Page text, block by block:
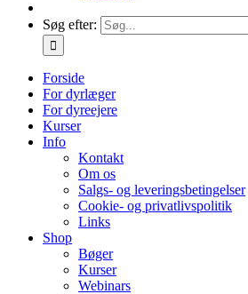
Søg efter:
Forside
For dyrlæger
For dyreejere
Kurser
Info
Kontakt
Om os
Salgs- og leveringsbetingelser
Cookie- og privatlivspolitik
Links
Shop
Bøger
Kurser
Webinars